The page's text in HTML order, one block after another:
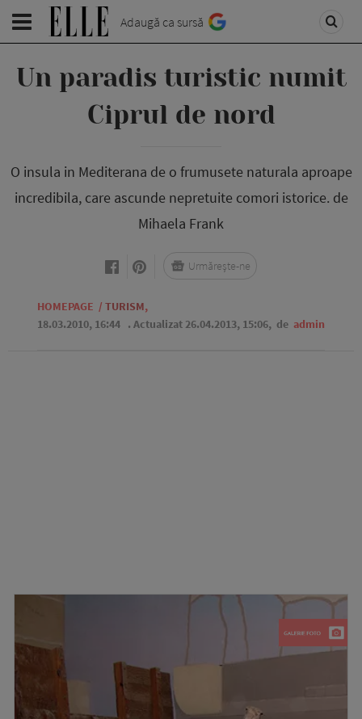
Adaugă ca sursă
Un paradis turistic numit
Ciprul de nord
O insula in Mediterana de o frumusete naturala aproape
incredibila, care ascunde nepretuite comori istorice. de
Mihaela Frank
HOMEPAGE / TURISM,
18.03.2010, 16:44 . Actualizat 26.04.2013, 15:06, de admin
Urmărește-ne